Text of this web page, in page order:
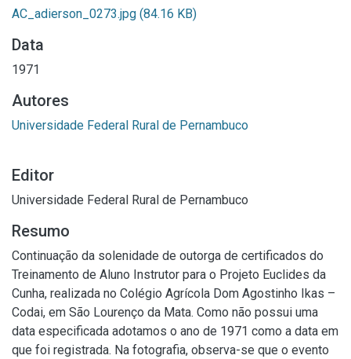
AC_adierson_0273.jpg (84.16 KB)
Data
1971
Autores
Universidade Federal Rural de Pernambuco
Editor
Universidade Federal Rural de Pernambuco
Resumo
Continuação da solenidade de outorga de certificados do
Treinamento de Aluno Instrutor para o Projeto Euclides da
Cunha, realizada no Colégio Agrícola Dom Agostinho Ikas –
Codai, em São Lourenço da Mata. Como não possui uma
data especificada adotamos o ano de 1971 como a data em
que foi registrada. Na fotografia, observa-se que o evento